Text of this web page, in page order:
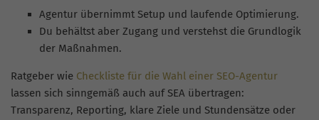
Agentur übernimmt Setup und laufende Optimierung.
Du behältst aber Zugang und verstehst die Grundlogik
der Maßnahmen.
Ratgeber wie Checkliste für die Wahl einer SEO-Agentur
lassen sich sinngemäß auch auf SEA übertragen:
Transparenz, Reporting, klare Ziele und Stundensätze oder
Sales Manager
Wie kann ich dir helfen?
Profi-SEO startet bei uns
bereits ab 499 € pro